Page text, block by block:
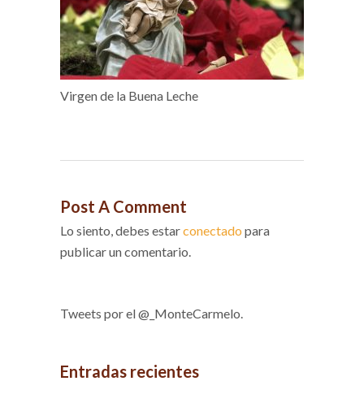
Virgen de la Buena Leche
Post A Comment
Lo siento, debes estarconectado para
publicar un comentario.
Tweets por el @_MonteCarmelo.
Entradas recientes